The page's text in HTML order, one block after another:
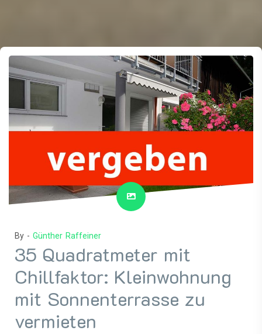
By - Günther Raffeiner
35 Quadratmeter mit
Chillfaktor: Kleinwohnung
mit Sonnenterrasse zu
vermieten